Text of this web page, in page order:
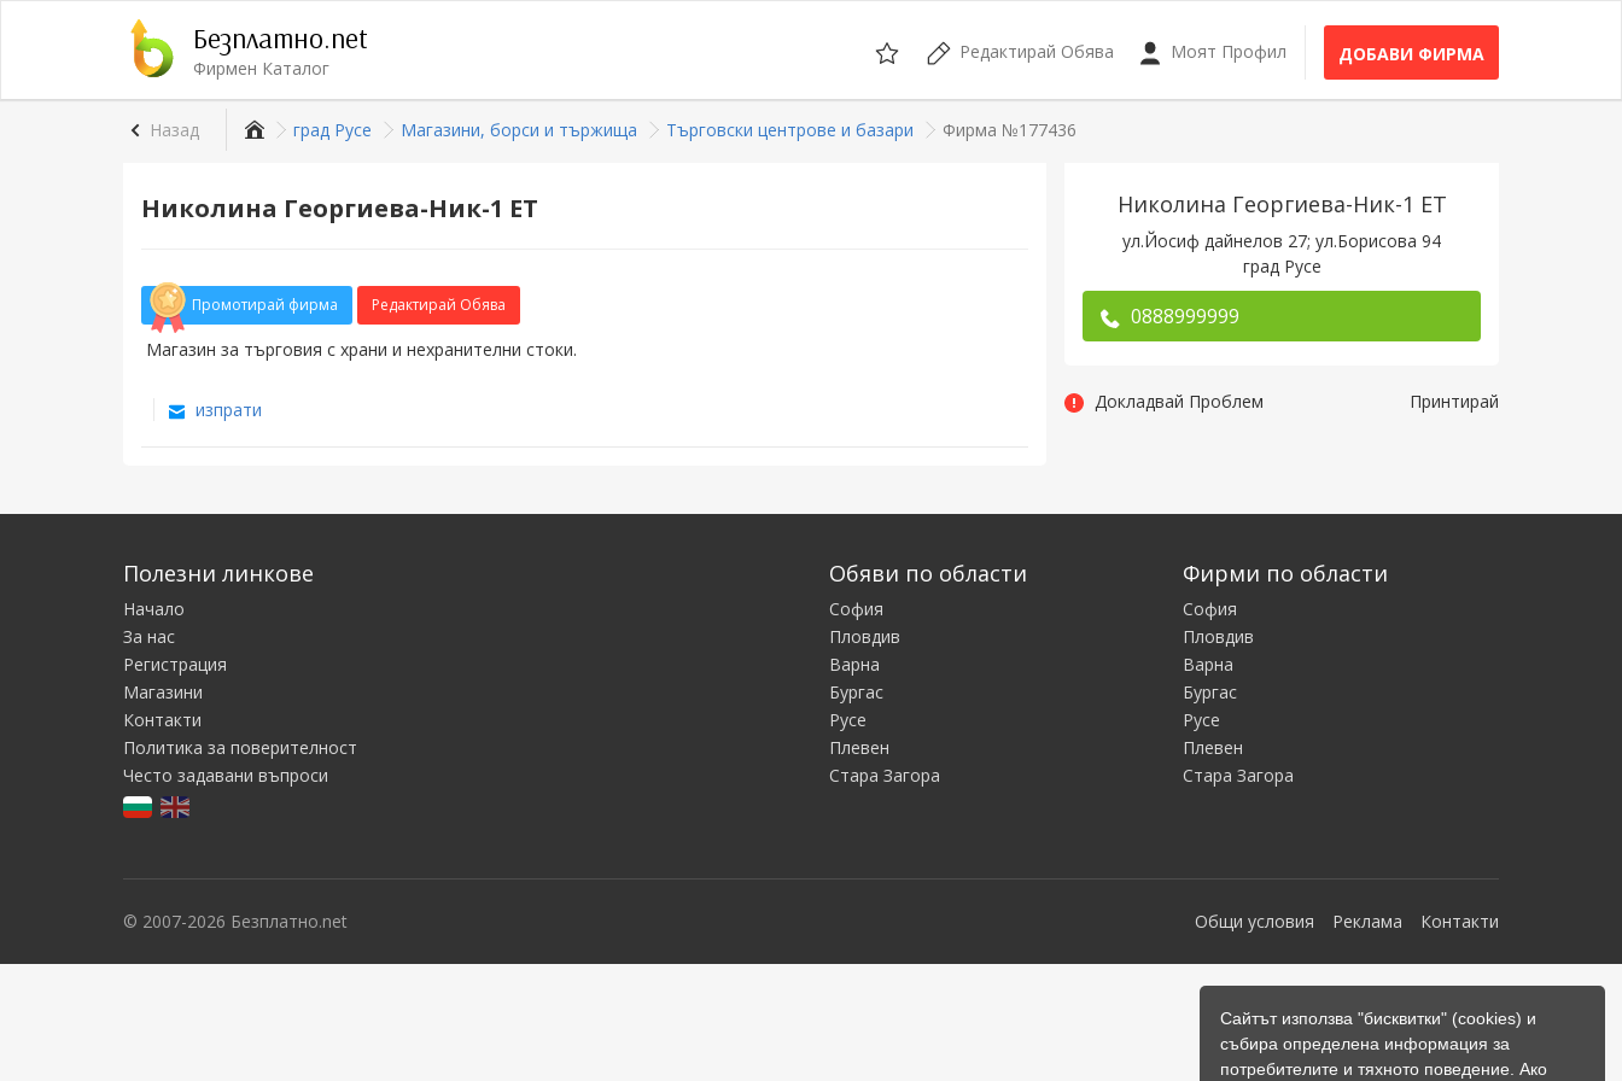
Сайтът използва "бисквитки" (cookies) и
събира определена информация за
потребителите и тяхното поведение. Ако
Безплатно.net
Фирмен Каталог
Редактирай Обява Моят Профил ДОБАВИ ФИРМА
Назад град Русе Магазини, борси и тържища Търговски центрове и базари Фирма №177436
Николина Георгиева-Ник-1 ЕТ
Промотирай фирма Редактирай Обява
Магазин за търговия с храни и нехранителни стоки.
изпрати
Николина Георгиева-Ник-1 ЕТ
ул.Йосиф дайнелов 27; ул.Борисова 94
град Русе
0888999999
Докладвай Проблем Принтирай
Полезни линкове
Начало
За нас
Регистрация
Магазини
Контакти
Политика за поверителност
Често задавани въпроси
Обяви по области
София
Пловдив
Варна
Бургас
Русе
Плевен
Стара Загора
Фирми по области
София
Пловдив
Варна
Бургас
Русе
Плевен
Стара Загора
Общи условия Реклама Контакти
© 2007-2026 Безплатно.net